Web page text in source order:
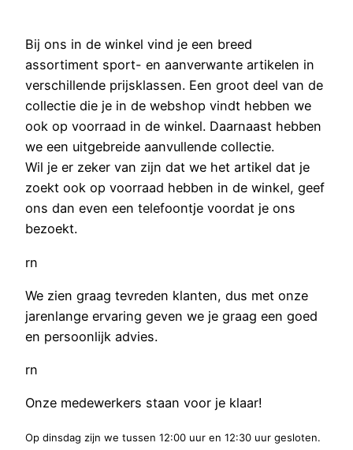
Bij ons in de winkel vind je een breed
assortiment sport- en aanverwante artikelen in
verschillende prijsklassen. Een groot deel van de
collectie die je in de webshop vindt hebben we
ook op voorraad in de winkel. Daarnaast hebben
we een uitgebreide aanvullende collectie.
Wil je er zeker van zijn dat we het artikel dat je
zoekt ook op voorraad hebben in de winkel, geef
ons dan even een telefoontje voordat je ons
bezoekt.
rn
We zien graag tevreden klanten, dus met onze
jarenlange ervaring geven we je graag een goed
en persoonlijk advies.
rn
Onze medewerkers staan voor je klaar!
Op dinsdag zijn we tussen 12:00 uur en 12:30 uur gesloten.